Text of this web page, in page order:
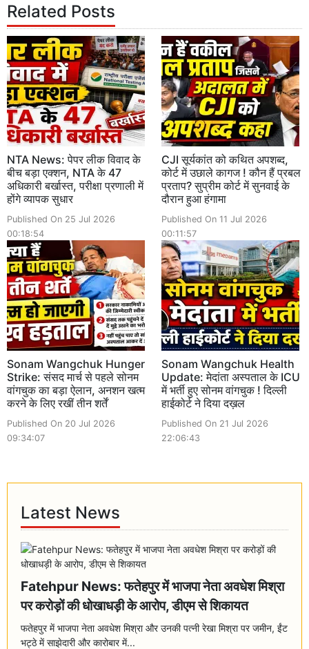
Related Posts
NTA News: पेपर लीक विवाद के
बीच बड़ा एक्शन, NTA के 47
अधिकारी बर्खास्त, परीक्षा प्रणाली में
होंगे व्यापक सुधार
Published On 25 Jul 2026
00:18:54
CJI सूर्यकांत को कथित अपशब्द,
कोर्ट में उछाले कागज ! कौन हैं प्रबल
प्रताप? सुप्रीम कोर्ट में सुनवाई के
दौरान हुआ हंगामा
Published On 11 Jul 2026
00:11:57
Sonam Wangchuk Hunger
Strike: संसद मार्च से पहले सोनम
वांगचुक का बड़ा ऐलान, अनशन खत्म
करने के लिए रखीं तीन शर्तें
Published On 20 Jul 2026
09:34:07
Sonam Wangchuk Health
Update: मेदांता अस्पताल के ICU
में भर्ती हुए सोनम वांगचुक ! दिल्ली
हाईकोर्ट ने दिया दख़ल
Published On 21 Jul 2026
22:06:43
Latest News
Fatehpur News: फतेहपुर में भाजपा नेता अवधेश मिश्रा
पर करोड़ों की धोखाधड़ी के आरोप, डीएम से शिकायत
फतेहपुर में भाजपा नेता अवधेश मिश्रा और उनकी पत्नी रेखा मिश्रा पर जमीन, ईंट
भट्ठे में साझेदारी और कारोबार में...